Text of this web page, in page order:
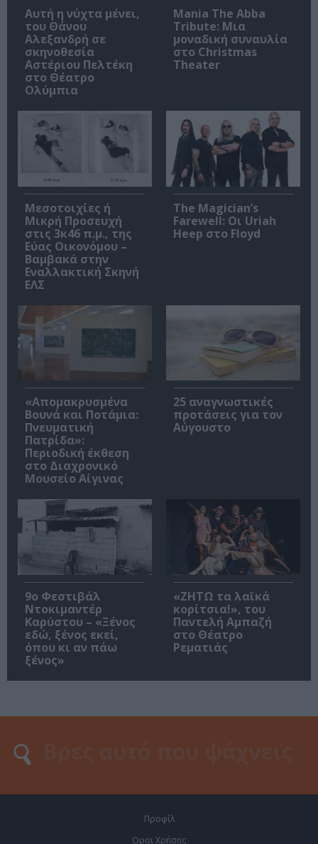
Αυτή η νύχτα μένει,
του Θάνου
Αλεξανδρή σε
σκηνοθεσία
Αστέριου Πελτέκη
στο Θέατρο
Ολύμπια
Mania The Abba
Tribute: Μια
μοναδική συναυλία
στο Christmas
Theater
Μεσοτοιχίες ή
Μικρή Προσευχή
στις 3κ46 π.μ., της
Εύας Οικονόμου –
Βαμβακά στην
Εναλλακτική Σκηνή
ΕΛΣ
The Magician’s
Farewell: Οι Uriah
Heep στο Floyd
«Απομακρυσμένα
Βουνά και Ποτάμια:
Πνευματική
Πατρίδα»:
Περιοδική έκθεση
στο Διαχρονικό
Μουσείο Αίγινας
25 αναγνωστικές
προτάσεις για τον
Αύγουστο
9ο Φεστιβάλ
Ντοκιμαντέρ
Καρύστου – «Ξένος
εδώ, ξένος εκεί,
όπου κι αν πάω
ξένος»
«ΖΗΤΩ τα λαϊκά
κορίτσια!», του
Παντελή Αμπαζή
στο Θέατρο
Ρεματιάς
Προφίλ
Οροι Χρήσης